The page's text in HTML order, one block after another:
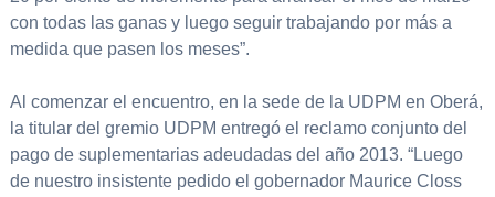
con todas las ganas y luego seguir trabajando por más a
medida que pasen los meses”.
Al comenzar el encuentro, en la sede de la UDPM en Oberá,
la titular del gremio UDPM entregó el reclamo conjunto del
pago de suplementarias adeudadas del año 2013. “Luego
de nuestro insistente pedido el gobernador Maurice Closs